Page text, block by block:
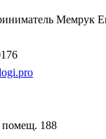
Мемрук
помещ. 188